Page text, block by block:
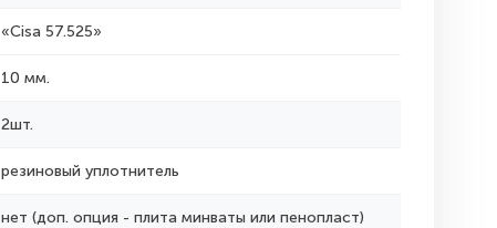
«Cisa 57.525»
10 мм.
2шт.
резиновый уплотнитель
нет (доп. опция - плита минваты или пенопласт)